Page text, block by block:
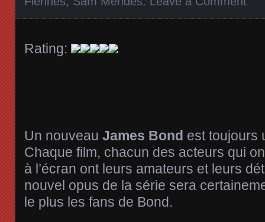
Rating:
Un nouveau James Bond est toujours
Chaque film, chacun des acteurs qui
à l’écran ont leurs amateurs et leurs
nouvel opus de la série sera
le plus les fans de Bond.